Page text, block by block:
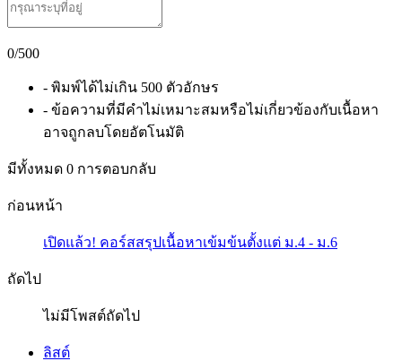
0/500
- พิมพ์ได้ไม่เกิน 500 ตัวอักษร
- ข้อความที่มีคำไม่เหมาะสมหรือไม่เกี่ยวข้องกับเนื้อหา
อาจถูกลบโดยอัตโนมัติ
มีทั้งหมด 0 การตอบกลับ
ก่อนหน้า
เปิดแล้ว! คอร์สสรุปเนื้อหาเข้มข้นตั้งแต่ ม.4 - ม.6
ถัดไป
ไม่มีโพสต์ถัดไป
ลิสต์